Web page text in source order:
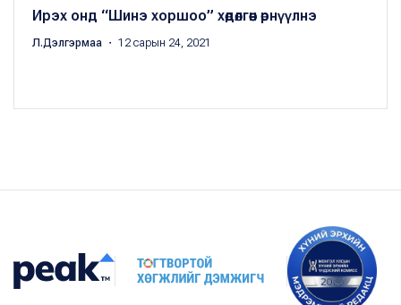
Ирэх онд “Шинэ хоршоо” хөдөлгөөн өрнүүлнэ
Л.Дэлгэрмаа ・ 12 сарын 24, 2021